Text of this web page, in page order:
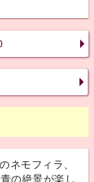
ネモフィラ、
の絶景が楽し